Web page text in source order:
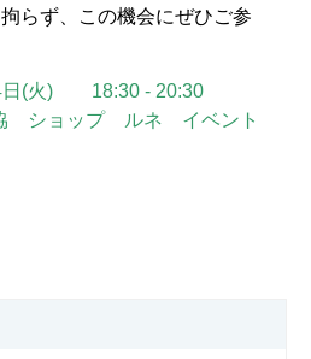
らず、この機会にぜひご参
(火) 18:30 - 20:30
ショップ ルネ イベント